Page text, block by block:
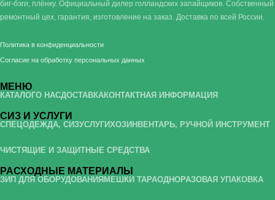
биг-бэги, плёнку. Официальный дилер голландских запайщиков. Собственный
ремонтный цех, гарантия, изготовление на заказ. Доставка по всей России.
Политика в конфиденциальности
Согласие на обработку персональных данных
МЕНЮ
КАТАЛОГО НАСДОСТАВКАКОНТАКТНАЯ ИНФОРМАЦИЯ
СИЗ И УСЛУГИ
СПЕЦОДЕЖДА, СИЗУСЛУГИХОЗИНВЕНТАРЬ, РУЧНОЙ ИНСТРУМЕНТ
ЧИСТЯЩИЕ И ЗАЩИТНЫЕ СРЕДСТВА
РАСХОДНЫЕ МАТЕРИАЛЫ
ЗИП ДЛЯ ОБОРУДОВАНИЯ МЕШКИ ТАРАОДНОРАЗОВАЯ УПАКОВКА